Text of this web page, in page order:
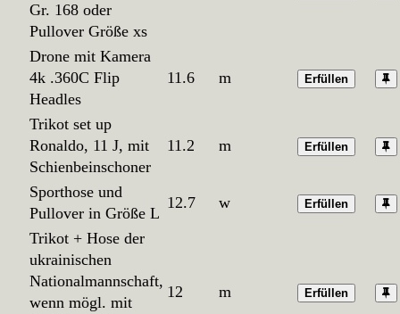
Gr. 168 oder
Pullover Größe xs
Drone mit Kamera
4k .360C Flip
Headles
11.6 m Erfüllen
Trikot set up
Ronaldo, 11 J, mit
Schienbeinschoner
11.2 m Erfüllen
Sporthose und
Pullover in Größe L
12.7 w Erfüllen
Trikot + Hose der
ukrainischen
Nationalmannschaft,
wenn mögl. mit
12 m Erfüllen